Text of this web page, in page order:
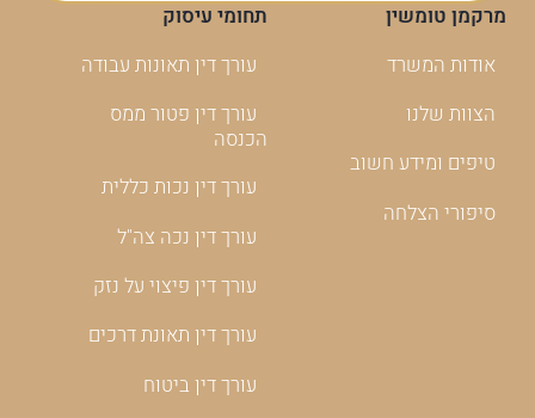
מרקמן טומשין
אודות המשרד
הצוות שלנו
טיפים ומידע חשוב
סיפורי הצלחה
תחומי עיסוק
עורך דין תאונות עבודה
עורך דין פטור ממס
הכנסה
עורך דין נכות כללית
עורך דין נכה צה"ל
עורך דין פיצוי על נזק
עורך דין תאונת דרכים
עורך דין ביטוח